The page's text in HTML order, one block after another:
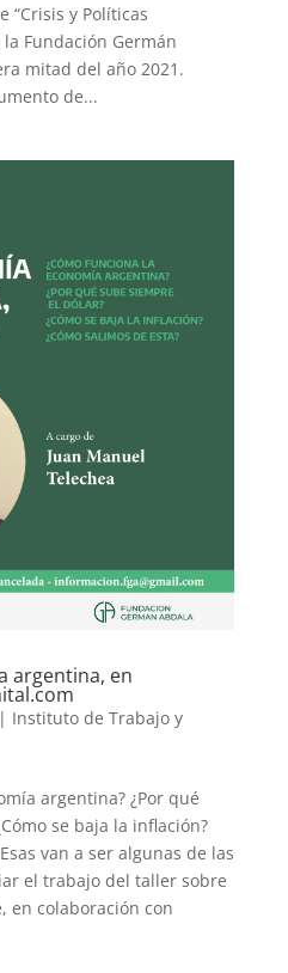
“Crisis y Políticas
Fundación Germán
mitad del año 2021.
de...
argentina, en
| Instituto de Trabajo y
argentina? ¿Por qué
se baja la inflación?
van a ser algunas de las
el trabajo del taller sobre
en colaboración con